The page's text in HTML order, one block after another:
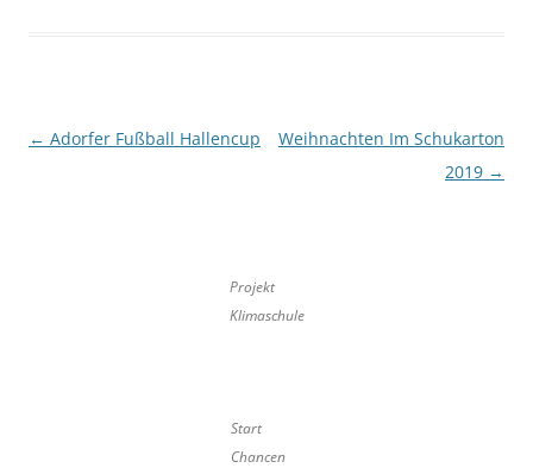
Beitragsnavigation
← Adorfer Fußball Hallencup
Weihnachten Im Schukarton
2019 →
Projekt
Klimaschule
Start
Chancen